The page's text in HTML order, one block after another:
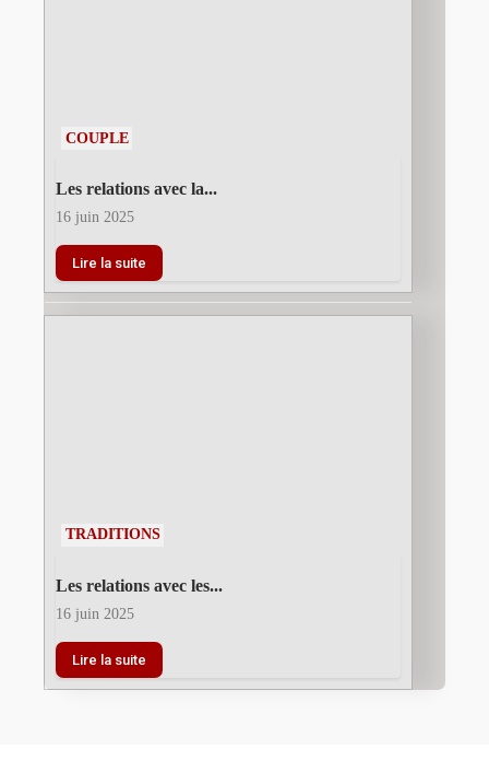
COUPLE
Les relations avec la...
16 juin 2025
Lire la suite
TRADITIONS
Les relations avec les...
16 juin 2025
Lire la suite